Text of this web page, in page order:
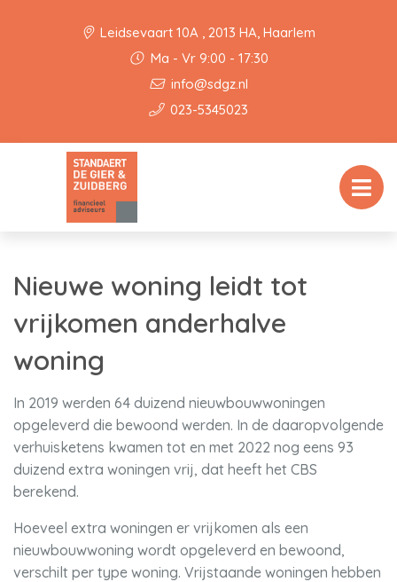
Leidsevaart 10A , 2013 HA, Haarlem
Ma - Vr 9:00 - 17:30
info@sdgz.nl
023-5345023
Nieuwe woning leidt tot
vrijkomen anderhalve
woning
In 2019 werden 64 duizend nieuwbouwwoningen
opgeleverd die bewoond werden. In de daaropvolgende
verhuisketens kwamen tot en met 2022 nog eens 93
duizend extra woningen vrij, dat heeft het CBS
berekend.
Hoeveel extra woningen er vrijkomen als een
nieuwbouwwoning wordt opgeleverd en bewoond,
verschilt per type woning. Vrijstaande woningen hebben